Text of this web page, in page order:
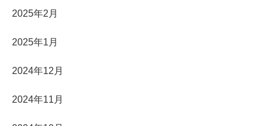
2025年2月
2025年1月
2024年12月
2024年11月